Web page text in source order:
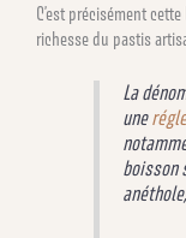
C’est précisément
richesse du pastis
La
une
boisson